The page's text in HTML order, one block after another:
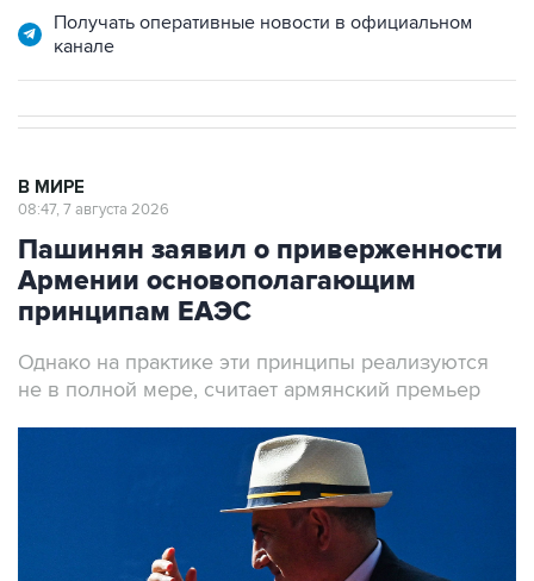
Получать оперативные новости в официальном
канале
В МИРЕ
08:47, 7 августа 2026
Пашинян заявил о приверженности
Армении основополагающим
принципам ЕАЭС
Однако на практике эти принципы реализуются
не в полной мере, считает армянский премьер